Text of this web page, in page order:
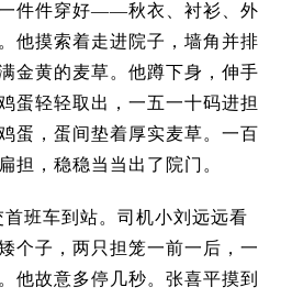
件件穿好——秋衣、衬衫、外
他摸索着走进院子，墙角并排
金黄的麦草。他蹲下身，伸手
蛋轻轻取出，一五一十码进担
蛋，蛋间垫着厚实麦草。一百
担，稳稳当当出了院门。
首班车到站。司机小刘远远看
个子，两只担笼一前一后，一
他故意多停几秒。 张喜平摸到